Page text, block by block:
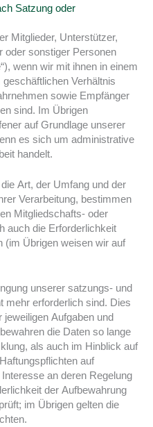
Satzung oder
Mitglieder, Unterstützer,
oder sonstiger Personen
wenn wir mit ihnen in einem
Verhältnis
sowie Empfänger
sind. Im Übrigen
auf Grundlage unserer
es sich um administrative
handelt.
Art, der Umfang und der
Verarbeitung, bestimmen
Mitgliedschafts- oder
auch die Erforderlichkeit
(im Übrigen weisen wir auf
unserer satzungs- und
mehr erforderlich sind. Dies
Aufgaben und
die Daten so lange
als auch im Hinblick auf
auf
an deren Regelung
der Aufbewahrung
im Übrigen gelten die